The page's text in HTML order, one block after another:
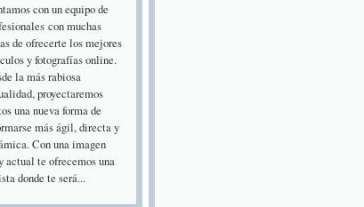
con un equipo de
con muchas
de ofrecerte los mejores
y fotografías online.
la más rabiosa
proyectaremos
una nueva forma de
más ágil, directa y
Con una imagen
actual te ofrecemos una
donde te será...